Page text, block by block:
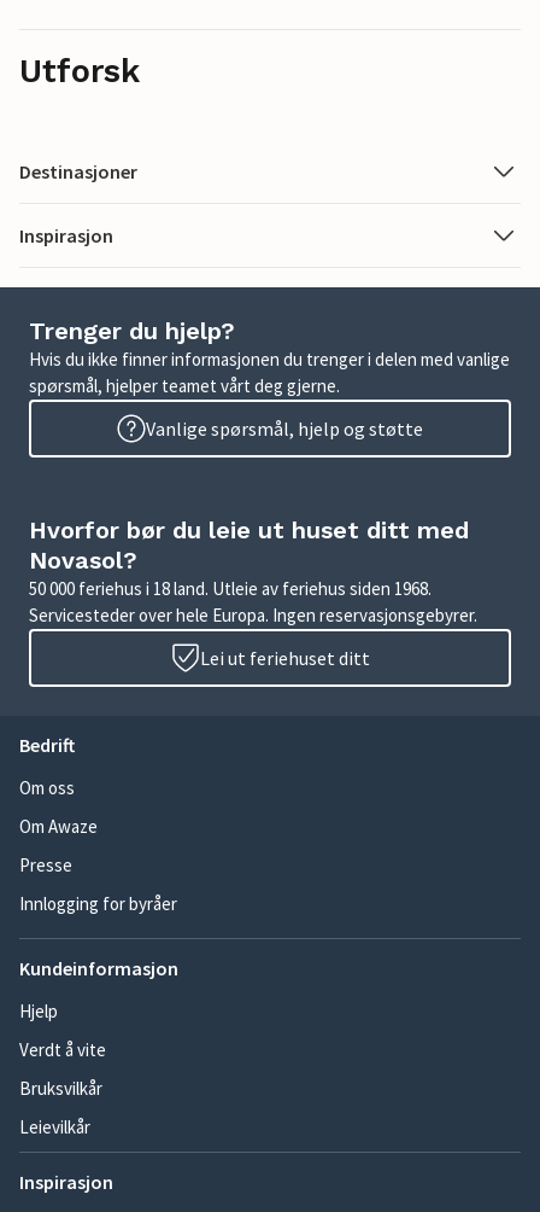
Utforsk
Destinasjoner
Inspirasjon
Trenger du hjelp?
Hvis du ikke finner informasjonen du trenger i delen med vanlige
spørsmål, hjelper teamet vårt deg gjerne.
Vanlige spørsmål, hjelp og støtte
Hvorfor bør du leie ut huset ditt med
Novasol?
50 000 feriehus i 18 land. Utleie av feriehus siden 1968.
Servicesteder over hele Europa. Ingen reservasjonsgebyrer.
Lei ut feriehuset ditt
Bedrift
Om oss
Om Awaze
Presse
Innlogging for byråer
Kundeinformasjon
Hjelp
Verdt å vite
Bruksvilkår
Leievilkår
Inspirasjon